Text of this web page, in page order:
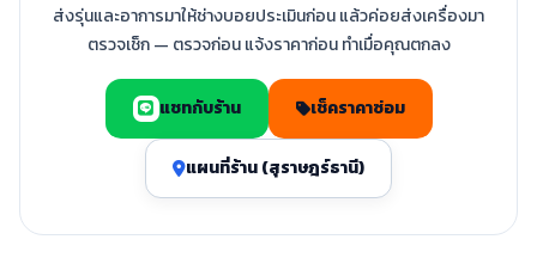
ส่งรุ่นและอาการมาให้ช่างบอยประเมินก่อน แล้วค่อยส่งเครื่องมา
ตรวจเช็ก — ตรวจก่อน แจ้งราคาก่อน ทำเมื่อคุณตกลง
แชทกับร้าน เช็คราคาซ่อม
แผนที่ร้าน (สุราษฎร์ธานี)